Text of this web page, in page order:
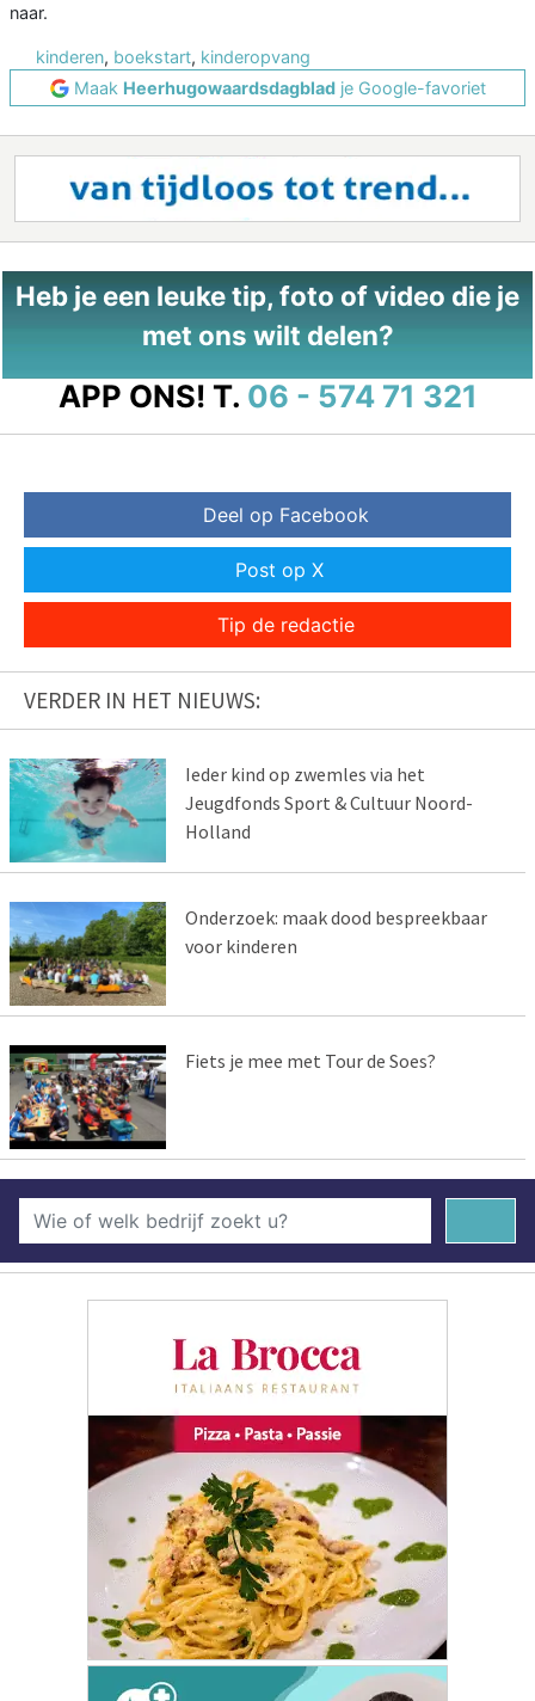
naar.
kinderen, boekstart, kinderopvang
Maak Heerhugowaardsdagbladje Google-favoriet
Heb je een leuke tip, foto of video die je
met ons wilt delen?
APP ONS! T. 06 - 574 71 321
Deel op Facebook
Post op X
Tip de redactie
VERDER IN HET NIEUWS:
Ieder kind op zwemles via het
Jeugdfonds Sport & Cultuur Noord-
Holland
Onderzoek: maak dood bespreekbaar
voor kinderen
Fiets je mee met Tour de Soes?